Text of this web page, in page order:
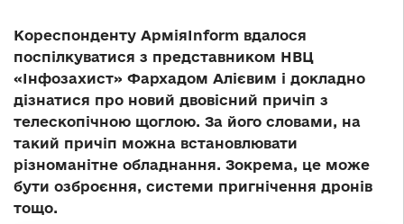
Кореспонденту АрміяInform вдалося
поспілкуватися з представником НВЦ
«Інфозахист» Фархадом Алієвим і докладно
дізнатися про новий двовісний причіп з
телескопічною щоглою. За його словами, на
такий причіп можна встановлювати
різноманітне обладнання. Зокрема, це може
бути озброєння, системи пригнічення дронів
тощо.